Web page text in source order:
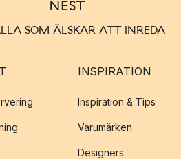
SOM ÄLSKAR ATT INREDA
INSPIRATION
Inspiration & Tips
Varumärken
Designers